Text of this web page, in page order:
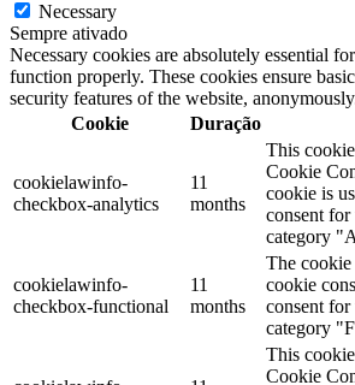
Necessary
Sempre ativado
Necessary cookies are absolutely essential
function properly. These cookies ensure
security features of the website,
Cookie
Duração
cookielawinfo-
checkbox-analytics
11
months
This
Cookie
cookie is
consent
category
cookielawinfo-
checkbox-functional
11
months
The
cookie
consent
category
This
Cookie